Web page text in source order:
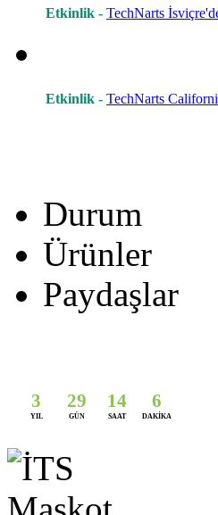
Etkinlik - TechNarts
Etkinlik - TechNarts
Durum
Ürünler
Paydaşlar
3
YIL
29
GÜN
14
SAAT
6
DAKİKA